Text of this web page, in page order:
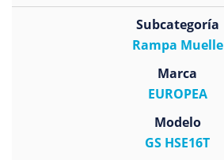
Subcategoría
Rampa Muelle
Marca
EUROPEA
Modelo
GS HSE16T